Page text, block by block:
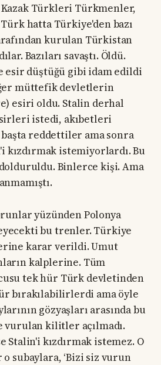
Türkleri Türkmenler,
hatta Türkiye'den bazı
kurulan Türkistan
Bazıları savaştı. Öldü.
esir düştüğü gibi idam edildi
müttefik devletlerin
esiri oldu. Stalin derhal
istedi, akıbetleri
reddettiler ama sonra
kızdırmak istemiyorlardı. Bu
Binlerce kişi. Ama
yüzünden Polonya
bu trenler. Türkiye
karar verildi. Umut
kalplerine. Tüm
tek hür Türk devletinden
bırakılabilirlerdi ama öyle
gözyaşları arasında bu
vurulan kilitler açılmadı.
Stalin'i kızdırmak istemez. O
subaylara, ‘Bizi siz vurun